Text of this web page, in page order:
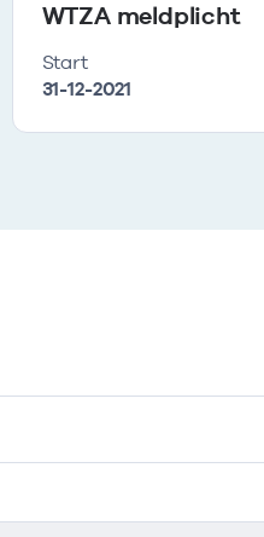
WTZA meldplicht
Start
31-12-2021